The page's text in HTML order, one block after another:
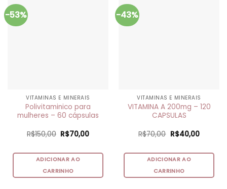
-53%
VITAMINAS E MINERAIS
Polivitaminico para
mulheres – 60 cápsulas
R$150,00 O
preço
era:
R$150,00.
R$70,00O
é:
ADICIONAR AO
CARRINHO
-43%
VITAMINAS E MINERAIS
VITAMINA A 200mg – 120
CAPSULAS
R$70,00 O
preço
era:
R$70,00.
R$40,00O
é:
ADICIONAR AO
CARRINHO